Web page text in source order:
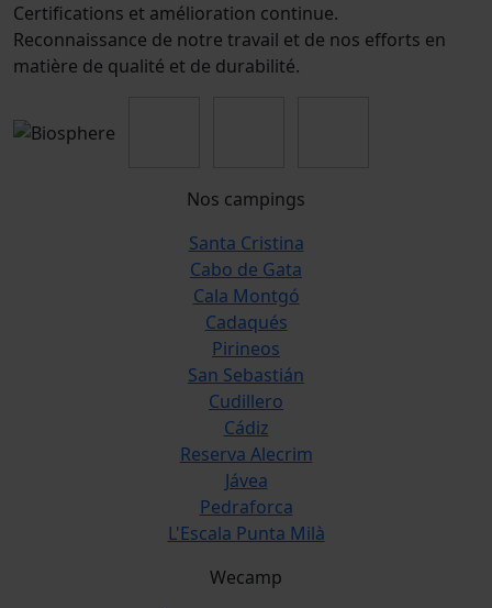
Certifications et amélioration continue.
Reconnaissance de notre travail et de nos efforts en
matière de qualité et de durabilité.
Nos campings
Santa Cristina
Cabo de Gata
Cala Montgó
Cadaqués
Pirineos
San Sebastián
Cudillero
Cádiz
Reserva Alecrim
Jávea
Pedraforca
L'Escala Punta Milà
Wecamp